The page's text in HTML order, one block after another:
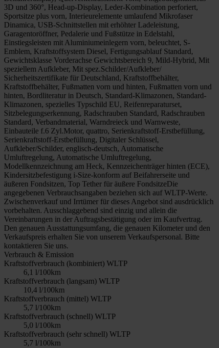
3D und 360°, Head-up-Display, Leder-Kombination perforiert,
Sportsitze plus vorn, Interieurelemente umlaufend Mikrofaser
Dinamica, USB-Schnittstellen mit erhöhter Ladeleistung,
Garagentoröffner, Pedalerie und Fußstütze in Edelstahl,
Einstiegsleisten mit Aluminiumeinlegern vorn, beleuchtet, S-
Emblem, Kraftstoffsystem Diesel, Fertigungsablauf Standard,
Gewichtsklasse Vorderachse Gewichtsbereich 9, Mild-Hybrid, Mit
speziellem Aufkleber, Mit spez.Schilder/Aufkleber/
Sicherheitszertifikate für Deutschland, Kraftstoffbehälter,
Kraftstoffbehälter, Fußmatten vorn und hinten, Fußmatten vorn und
hinten, Bordliteratur in Deutsch, Standard-Klimazonen, Standard-
Klimazonen, spezielles Typschild EU, Reifenreparaturset,
Sitzbelegungserkennung, Radschrauben Standard, Radschrauben
Standard, Verbandmaterial, Warndreieck und Warnweste,
Einbauteile f.6 Zyl.Motor, quattro, Serienkraftstoff-Erstbefüllung,
Serienkraftstoff-Erstbefüllung, Digitaler Schlüssel,
Aufkleber/Schilder, englisch-deutsch, Automatische
Umluftregelung, Automatische Umluftregelung,
Modellkennzeichnung am Heck, Kennzeichenträger hinten (ECE),
Kindersitzbefestigung i-Size-konform auf Beifahrerseite und
äußeren Fondsitzen, Top Tether für äußere FondsitzeDie
angegebenen Verbrauchsangaben beziehen sich auf WLTP-Werte.
Zwischenverkauf und Irrtümer für dieses Angebot sind ausdrücklich
vorbehalten. Ausschlaggebend sind einzig und allein die
Vereinbarungen in der Auftragsbestätigung oder im Kaufvertrag.
Den genauen Ausstattungsumfang, die genauen Kilometer und den
Verkaufspreis erhalten Sie von unserem Verkaufspersonal. Bitte
kontaktieren Sie uns.
Verbrauch & Emission
Kraftstoffverbrauch (kombiniert) WLTP
6,1 l/100km
Kraftstoffverbrauch (langsam) WLTP
10,4 l/100km
Kraftstoffverbrauch (mittel) WLTP
5,7 l/100km
Kraftstoffverbrauch (schnell) WLTP
5,0 l/100km
Kraftstoffverbrauch (sehr schnell) WLTP
5,7 l/100km